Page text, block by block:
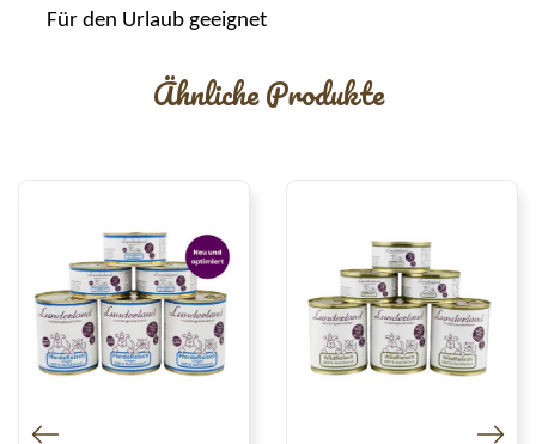
Für den Urlaub geeignet
Ähnliche Produkte